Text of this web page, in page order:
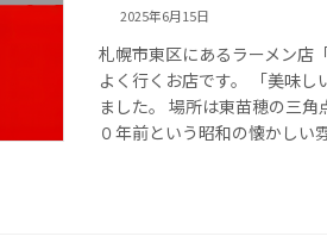
2025年6月15日
札幌市東区にあるラーメン店
よく行くお店です。 「美味
ました。 場所は東苗穂の三角
０年前という昭和の懐かし